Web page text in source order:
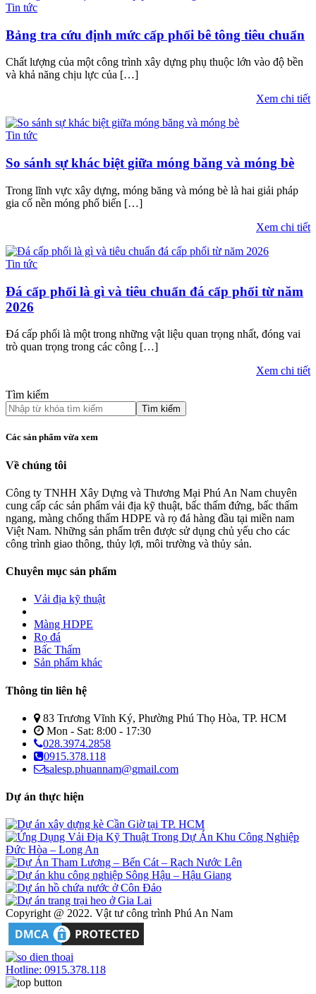
Tin tức
Bảng tra cứu định mức cấp phối bê tông tiêu chuẩn
Chất lượng của một công trình xây dựng phụ thuộc lớn vào độ bền
và khả năng chịu lực của […]
Xem chi tiết
Tin tức
So sánh sự khác biệt giữa móng băng và móng bè
Trong lĩnh vực xây dựng, móng băng và móng bè là hai giải pháp
gia cố nền móng phổ biến […]
Xem chi tiết
Tin tức
Đá cấp phối là gì và tiêu chuẩn đá cấp phối từ năm
2026
Đá cấp phối là một trong những vật liệu quan trọng nhất, đóng vai
trò quan trọng trong các công […]
Xem chi tiết
Tìm kiếm
Tìm kiếm
Các sản phẩm vừa xem
Về chúng tôi
Công ty TNHH Xây Dựng và Thương Mại Phú An Nam chuyên
cung cấp các sản phẩm vải địa kỹ thuật, bấc thấm đứng, bấc thấm
ngang, màng chống thấm HDPE và rọ đá hàng đầu tại miền nam
Việt Nam. Những sản phẩm trên được sử dụng chủ yếu cho các
công trình giao thông, thủy lợi, môi trường và thủy sản.
Chuyên mục sản phẩm
Vải địa kỹ thuật
Màng HDPE
Rọ đá
Bấc Thấm
Sản phẩm khác
Thông tin liên hệ
83 Trương Vĩnh Ký, Phường Phú Thọ Hòa, TP. HCM
Mon - Sat: 8:00 - 17:30
028.3974.2858
0915.378.118
salesp.phuannam@gmail.com
Dự án thực hiện
Copyright @ 2022. Vật tư công trình Phú An Nam
Hotline: 0915.378.118